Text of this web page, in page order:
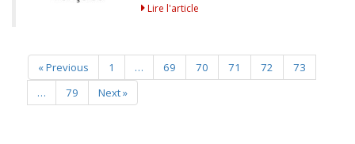
Lire l'article
« Previous 1 … 69 70 71 72
73
…
79 Next »